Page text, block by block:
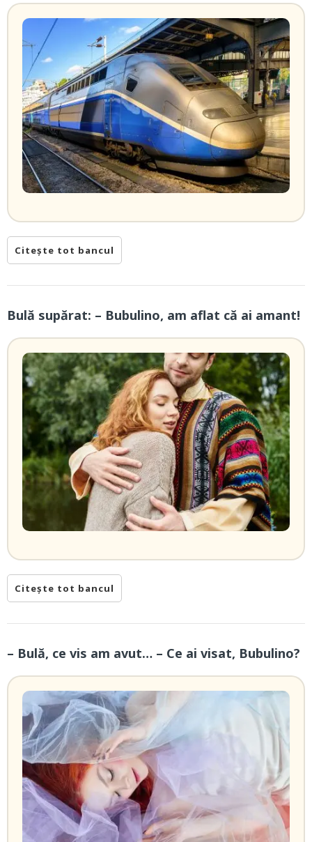
Citește tot bancul
Bulă supărat: – Bubulino, am aflat că ai amant!
Citește tot bancul
– Bulă, ce vis am avut… – Ce ai visat, Bubulino?